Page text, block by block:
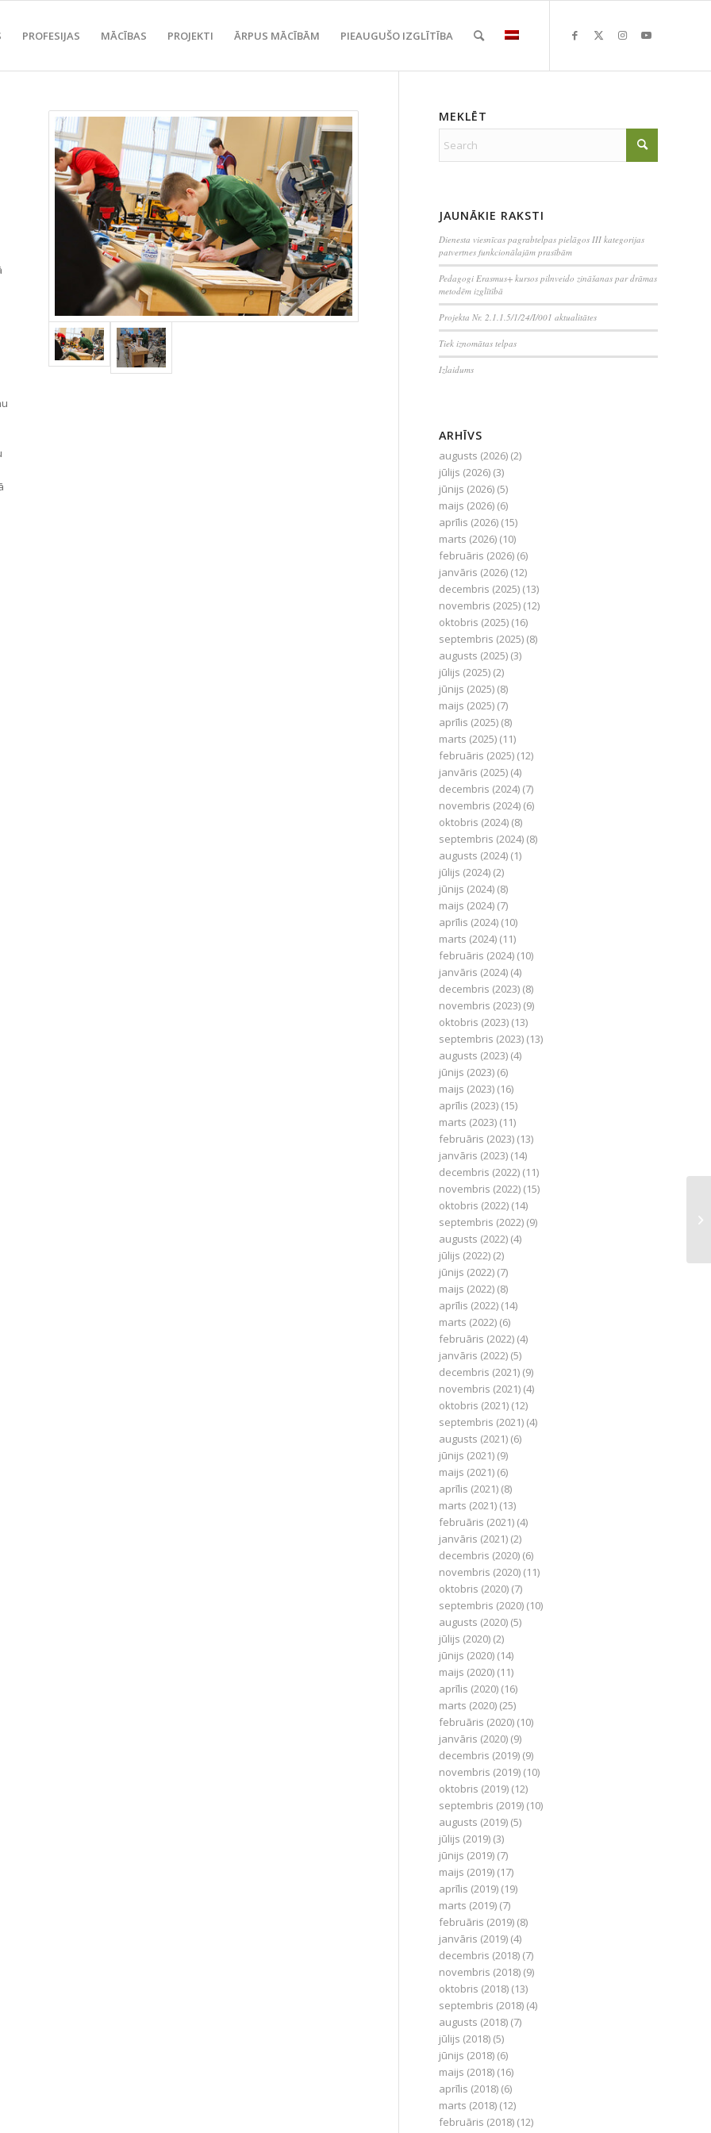
PROFESIJAS MĀCĪBAS PROJEKTI ĀRPUS MĀCĪBĀM PIEAUGUŠO IZGLĪTĪBA
MEKLĒT
JAUNĀKIE RAKSTI
Dienesta viesnīcas pagrabtelpas pielāgos III kategorijas
patvertnes funkcionālajām prasībām
Pedagogi Erasmus+ kursos pilnveido zināšanas par drāmas
metodēm izglītībā
Projekta Nr. 2.1.1.5/1/24/I/001 aktualitātes
Tiek iznomātas telpas
Izlaidums
ARHĪVS
augusts (2026) (2)
jūlijs (2026) (3)
jūnijs (2026) (5)
maijs (2026) (6)
aprīlis (2026) (15)
marts (2026) (10)
februāris (2026) (6)
janvāris (2026) (12)
decembris (2025) (13)
novembris (2025) (12)
oktobris (2025) (16)
septembris (2025) (8)
augusts (2025) (3)
jūlijs (2025) (2)
jūnijs (2025) (8)
maijs (2025) (7)
aprīlis (2025) (8)
marts (2025) (11)
februāris (2025) (12)
janvāris (2025) (4)
decembris (2024) (7)
novembris (2024) (6)
oktobris (2024) (8)
septembris (2024) (8)
augusts (2024) (1)
jūlijs (2024) (2)
jūnijs (2024) (8)
maijs (2024) (7)
aprīlis (2024) (10)
marts (2024) (11)
februāris (2024) (10)
janvāris (2024) (4)
decembris (2023) (8)
novembris (2023) (9)
oktobris (2023) (13)
septembris (2023) (13)
augusts (2023) (4)
jūnijs (2023) (6)
maijs (2023) (16)
aprīlis (2023) (15)
marts (2023) (11)
februāris (2023) (13)
janvāris (2023) (14)
decembris (2022) (11)
novembris (2022) (15)
oktobris (2022) (14)
septembris (2022) (9)
augusts (2022) (4)
jūlijs (2022) (2)
jūnijs (2022) (7)
maijs (2022) (8)
aprīlis (2022) (14)
marts (2022) (6)
februāris (2022) (4)
janvāris (2022) (5)
decembris (2021) (9)
novembris (2021) (4)
oktobris (2021) (12)
septembris (2021) (4)
augusts (2021) (6)
jūnijs (2021) (9)
maijs (2021) (6)
aprīlis (2021) (8)
marts (2021) (13)
februāris (2021) (4)
janvāris (2021) (2)
decembris (2020) (6)
novembris (2020) (11)
oktobris (2020) (7)
septembris (2020) (10)
augusts (2020) (5)
jūlijs (2020) (2)
jūnijs (2020) (14)
maijs (2020) (11)
aprīlis (2020) (16)
marts (2020) (25)
februāris (2020) (10)
janvāris (2020) (9)
decembris (2019) (9)
novembris (2019) (10)
oktobris (2019) (12)
septembris (2019) (10)
augusts (2019) (5)
jūlijs (2019) (3)
jūnijs (2019) (7)
maijs (2019) (17)
aprīlis (2019) (19)
marts (2019) (7)
februāris (2019) (8)
janvāris (2019) (4)
decembris (2018) (7)
novembris (2018) (9)
oktobris (2018) (13)
septembris (2018) (4)
augusts (2018) (7)
jūlijs (2018) (5)
jūnijs (2018) (6)
maijs (2018) (16)
aprīlis (2018) (6)
marts (2018) (12)
februāris (2018) (12)